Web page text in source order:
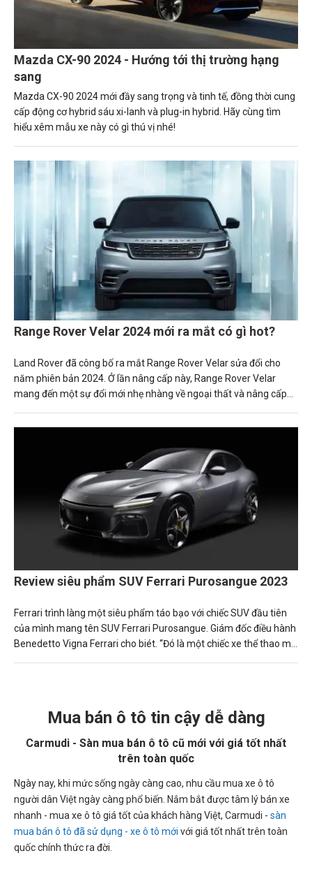
Mazda CX-90 2024 - Hướng tới thị trường hạng
sang
Mazda CX-90 2024 mới đầy sang trọng và tinh tế, đồng thời cung
cấp động cơ hybrid sáu xi-lanh và plug-in hybrid. Hãy cùng tìm
hiểu xêm mẫu xe này có gì thú vị nhé!
Range Rover Velar 2024 mới ra mắt có gì hot?
Land Rover đã công bố ra mắt Range Rover Velar sửa đổi cho
năm phiên bản 2024. Ở lần nâng cấp này, Range Rover Velar
mang đến một sự đổi mới nhẹ nhàng về ngoại thất và nâng cấp
Review siêu phẩm SUV Ferrari Purosangue 2023
Ferrari trình làng một siêu phẩm táo bạo với chiếc SUV đầu tiên
của mình mang tên SUV Ferrari Purosangue. Giám đốc điều hành
Benedetto Vigna Ferrari cho biét. “Đó là một chiếc xe thể thao mở
Mua bán ô tô tin cậy dễ dàng
Carmudi - Sàn mua bán ô tô cũ mới với giá tốt nhất
trên toàn quốc
Ngày nay, khi mức sống ngày càng cao, nhu cầu mua xe ô tô
người dân Việt ngày càng phổ biến. Nắm bắt được tâm lý bán xe
nhanh - mua xe ô tô giá tốt của khách hàng Việt, Carmudi - sàn
mua bán ô tô đã sử dụng - xe ô tô mới với giá tốt nhất trên toàn
quốc chính thức ra đời.